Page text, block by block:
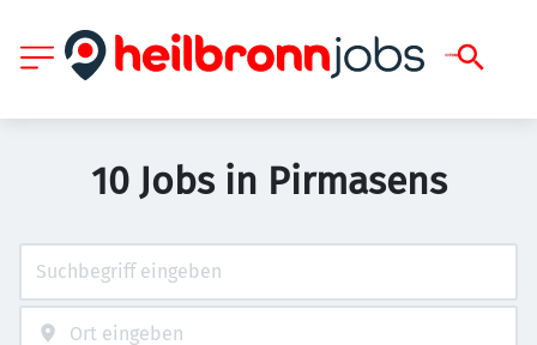
10 Jobs in Pirmasens